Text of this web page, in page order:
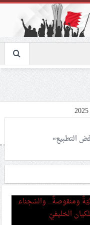
التطبيع»
رحيل تخطّى السنوات
لشهادة السيّدين